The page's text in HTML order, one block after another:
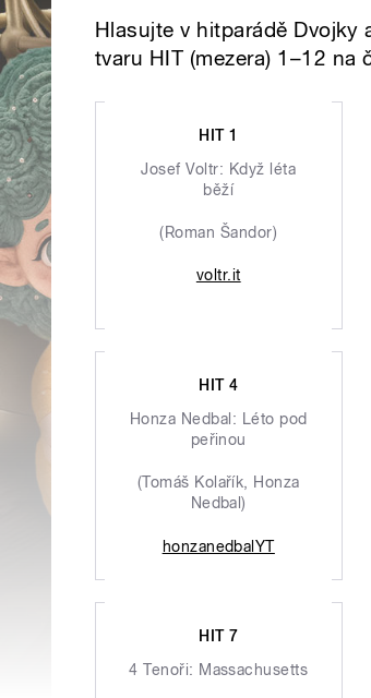
Hlasujte v hitparádě Dvojky
tvaru HIT (mezera) 1–12 na
HIT 1
Josef Voltr: Když léta
běží
(Roman Šandor)
voltr.it
HIT 4
Honza Nedbal: Léto pod
peřinou
(Tomáš Kolařík, Honza
Nedbal)
honzanedbalYT
HIT 7
4 Tenoři: Massachusetts